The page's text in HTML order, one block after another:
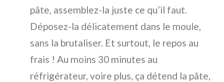
pâte, assemblez-la juste ce qu’il faut.
Déposez-la délicatement dans le moule,
sans la brutaliser. Et surtout, le repos au
frais ! Au moins 30 minutes au
réfrigérateur, voire plus, ça détend la pâte,